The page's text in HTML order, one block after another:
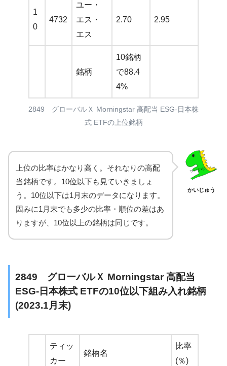
1
0
4732
ユー・
エス・
エス
2.70 2.95
銘柄
10銘柄
で88.4
4%
2849 グローバルＸ Morningstar 高配当 ESG-日本株
式 ETFの上位銘柄
かいじゅう
上位の比率はかなり高く。それなりの高配
当銘柄です。10位以下も見ていきましょ
う。10位以下は1月末のデータになります。
因みに1月末でも多少の比率・順位の差はあ
りますが、10位以上の銘柄は同じです。
2849 グローバルＸ Morningstar 高配当
ESG-日本株式 ETFの10位以下組み入れ銘柄
(2023.1月末)
ティッ
カー
銘柄名
比率
(％)